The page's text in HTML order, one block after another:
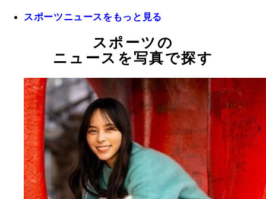
スポーツニュースをもっと見る
スポーツの
ニュースを写真で探す